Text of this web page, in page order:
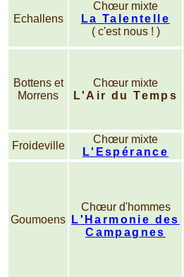
Echallens
Chœur mixte
La Talentelle
( c'est nous ! )
Bottens et
Morrens
Chœur mixte
L'Air du Temps
Froideville
Chœur mixte
L'Espérance
Goumoens
Chœur d'hommes
L'Harmonie des
Campagnes